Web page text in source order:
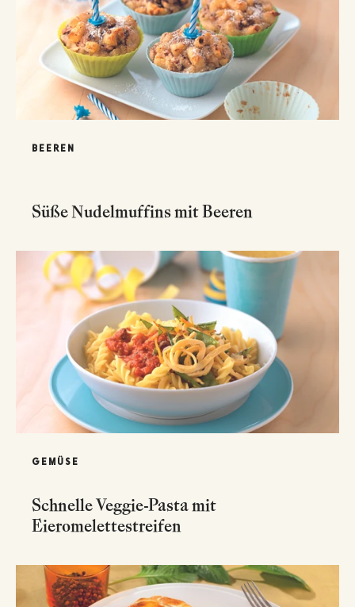
BEEREN
Süße Nudelmuffins mit Beeren
GEMÜSE
Schnelle Veggie-Pasta mit
Eieromelettestreifen